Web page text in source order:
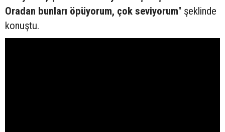
Oradan bunları öpüyorum, çok seviyorum" şeklinde
konuştu.